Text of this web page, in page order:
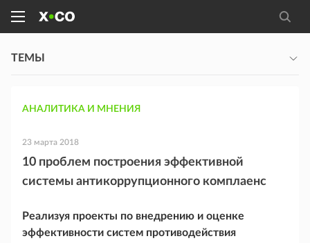
ТЕМЫ
АНАЛИТИКА И МНЕНИЯ
23 марта 2018
10 проблем построения эффективной
системы антикоррупционного комплаенс
Реализуя проекты по внедрению и оценке
эффективности систем противодействия